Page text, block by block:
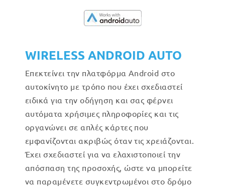
WIRELESS ANDROID AUTO
Επεκτείνει την πλατφόρμα Android στο
αυτοκίνητο με τρόπο που έχει σχεδιαστεί
ειδικά για την οδήγηση και σας φέρνει
αυτόματα χρήσιμες πληροφορίες και τις
οργανώνει σε απλές κάρτες που
εμφανίζονται ακριβώς όταν τις χρειάζονται.
Έχει σχεδιαστεί για να ελαχιστοποιεί την
απόσπαση της προσοχής, ώστε να μπορείτε
να παραμένετε συγκεντρωμένοι στο δρόμο